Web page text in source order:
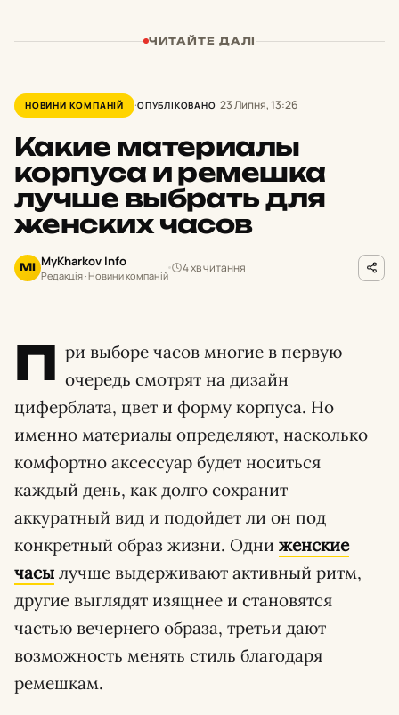
ЧИТАЙТЕ ДАЛІ
НОВИНИ КОМПАНІЙ ОПУБЛІКОВАНО 23 Липня, 13:26
Какие материалы
корпуса и ремешка
лучше выбрать для
женских часов
MI MyKharkov Info
Редакція · Новини компаній
4 хв читання
П ри выборе часов многие в первую
очередь смотрят на дизайн
циферблата, цвет и форму корпуса. Но
именно материалы определяют, насколько
комфортно аксессуар будет носиться
каждый день, как долго сохранит
аккуратный вид и подойдет ли он под
конкретный образ жизни. Одни женские
часы лучше выдерживают активный ритм,
другие выглядят изящнее и становятся
частью вечернего образа, третьи дают
возможность менять стиль благодаря
ремешкам.